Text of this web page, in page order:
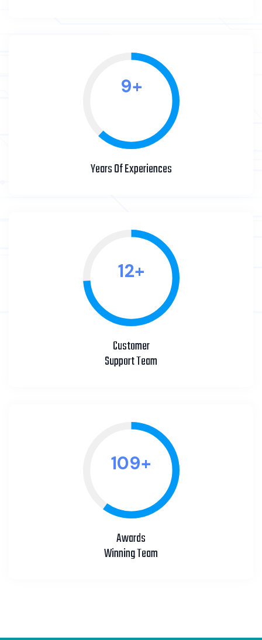
11+
Years Of Experiences
14+
Customer
Support Team
127+
Awards
Winning Team